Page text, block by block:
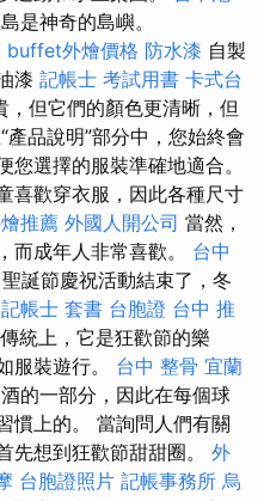
是神奇的島嶼。
buffet外燴價格 防水漆 自製
漆 記帳士 考試用書 卡式台
，但它們的顏色更清晰，但
品說明”部分中，您始終會
選擇的服裝準確地適合。
喜歡穿衣服，因此各種尺寸
推薦 外國人開公司 當然，
而成年人非常喜歡。 台中
誕節慶祝活動結束了，冬
記帳士 套書 台胞證 台中 推
傳統上，它是狂歡節的樂
服裝遊行。 台中 整骨 宜蘭
的一部分，因此在每個球
慣上的。 當詢問人們有關
先想到狂歡節甜甜圈。 外
台胞證照片 記帳事務所 烏